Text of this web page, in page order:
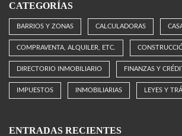
CATEGORÍAS
BARRIOS Y ZONAS CALCULADORAS
COMPRAVENTA, ALQUILER, ETC.
DIRECTORIO INMOBILIARIO FINANZAS Y
IMPUESTOS INMOBILIARIAS LEYES Y
ENTRADAS RECIENTES